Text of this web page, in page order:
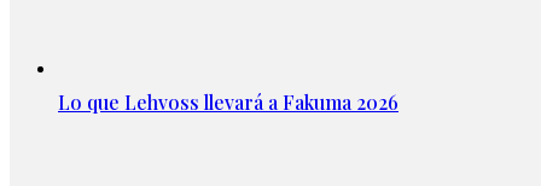
Lo que Lehvoss llevará a Fakuma 2026